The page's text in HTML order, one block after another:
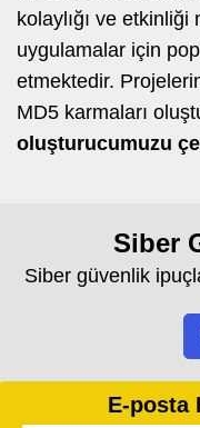
kolaylığı ve
uygulamalar için
etmektedir.
MD5 karmaları
oluşturucumuzu
Siber
Siber güvenlik
E-posta